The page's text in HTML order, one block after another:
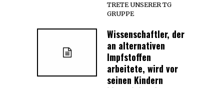
TRETE UNSERER TG
GRUPPE
Wissenschaftler, der
an alternativen
Impfstoffen
arbeitete, wird vor
seinen Kindern